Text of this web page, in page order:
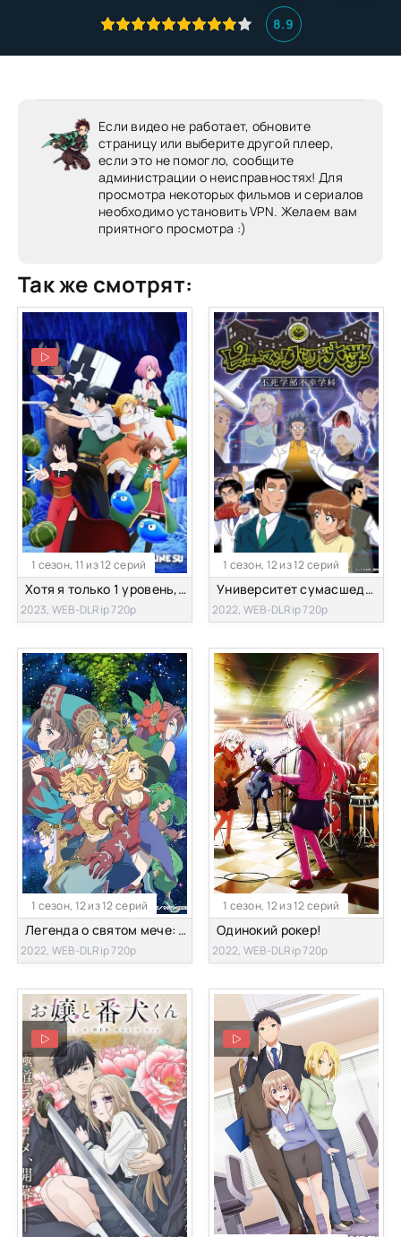
8.9
Если видео не работает, обновите
страницу или выберите другой плеер,
если это не помогло, сообщите
администрации о неисправностях! Для
просмотра некоторых фильмов и сериалов
необходимо установить VPN. Желаем вам
приятного просмотра :)
Так же смотрят:
1 сезон, 11 из 12 серий
Хотя я только 1 уровень, но с этим уникальным навыком я стану сильнейшим
2023, WEB-DLRip 720p
1 сезон, 12 из 12 серий
Университет сумасшедших людей
2022, WEB-DLRip 720p
1 сезон, 12 из 12 серий
Легенда о святом мече: Легенда маны — Каплевидный кристалл
2022, WEB-DLRip 720p
1 сезон, 12 из 12 серий
Одинокий рокер!
2022, WEB-DLRip 720p